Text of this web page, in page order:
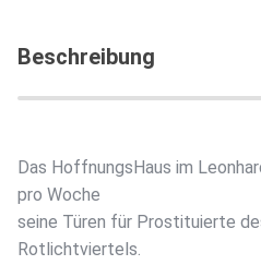
Beschreibung
Das HoffnungsHaus im
pro Woche
seine Türen für Prostituierte
Rotlichtviertels.